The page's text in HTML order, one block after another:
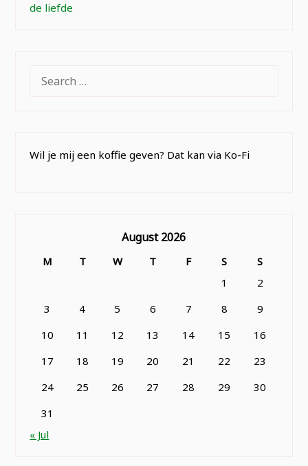
de liefde
FOR:
Wil je mij een koffie geven? Dat kan via Ko-Fi
August 2026
M T W T F S
S
1
2
3
4 5 6 7 8
9
10
11 12 13 14 15
16
17
18 19 20 21 22
23
24
25 26 27 28 29
30
31
« Jul